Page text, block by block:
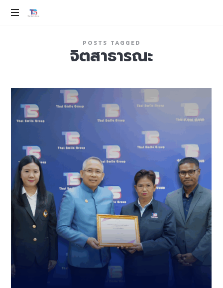
THAI
POSTS TAGGED
จิตสาธารณะ